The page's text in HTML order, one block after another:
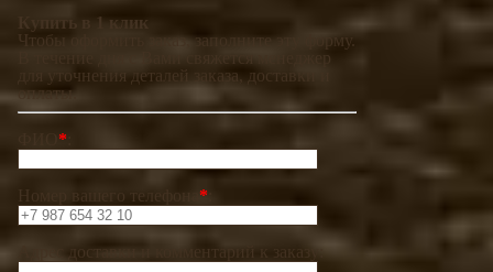
Купить в 1 клик
Чтобы оформить заказ, заполните эту форму.
В течение дня с Вами свяжется менеджер
для уточнения деталей заказа, доставки и
оплаты.
*
Номер вашего телефона *
Адрес доставки и комментарий к заказу: